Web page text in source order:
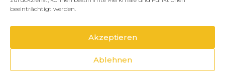
beeinträchtigt werden.
Akzeptieren
Ablehnen